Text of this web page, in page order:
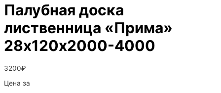
Палубная доска
лиственница «Прима»
28х120х2000-4000
3200₽
Цена за